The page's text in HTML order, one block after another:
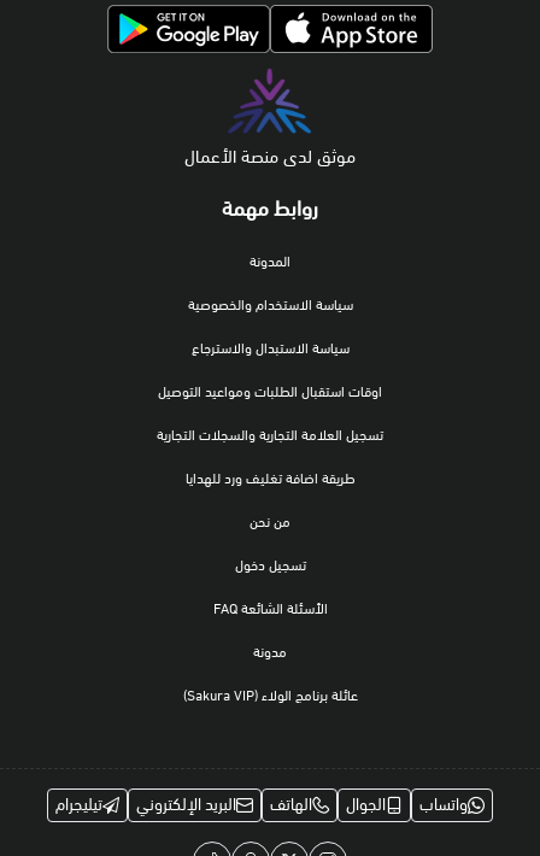
روابط مهمة
المدونة
سياسة الاستخدام والخصوصية
سياسة الاستبدال والاسترجاع
اوقات استقبال الطلبات ومواعيد التوصيل
تسجيل العلامة التجارية والسجلات التجارية
طريقة اضافة تغليف ورد للهدايا
من نحن
تسجيل دخول
الأسئلة الشائعة FAQ
مدونة
عائلة برنامج الولاء (Sakura VIP)
موثق لدى منصة الأعمال
واتساب الجوال الهاتف البريد الإلكتروني تيليجرام